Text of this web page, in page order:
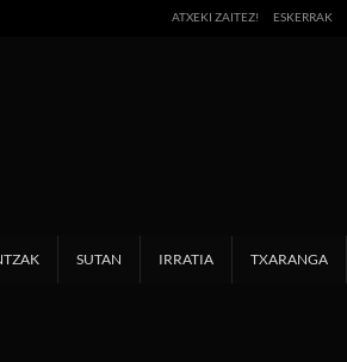
ATXEKI ZAITEZ! ESKERRAK
SUTAN IRRATIA TXARANGA